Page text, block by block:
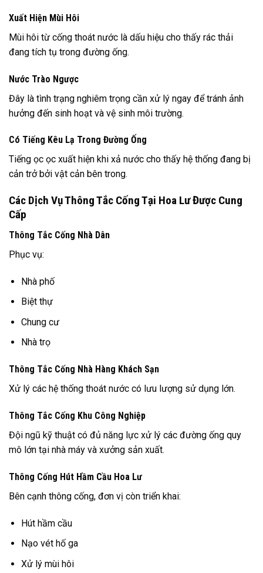
Xuất Hiện Mùi Hôi
Mùi hôi từ cống thoát nước là dấu hiệu cho thấy rác thải
đang tích tụ trong đường ống.
Nước Trào Ngược
Đây là tình trạng nghiêm trọng cần xử lý ngay để tránh ảnh
hưởng đến sinh hoạt và vệ sinh môi trường.
Có Tiếng Kêu Lạ Trong Đường Ống
Tiếng ọc ọc xuất hiện khi xả nước cho thấy hệ thống đang bị
cản trở bởi vật cản bên trong.
Các Dịch Vụ Thông Tắc Cống Tại Hoa Lư Được Cung
Cấp
Thông Tắc Cống Nhà Dân
Phục vụ:
Nhà phố
Biệt thự
Chung cư
Nhà trọ
Thông Tắc Cống Nhà Hàng Khách Sạn
Xử lý các hệ thống thoát nước có lưu lượng sử dụng lớn.
Thông Tắc Cống Khu Công Nghiệp
Đội ngũ kỹ thuật có đủ năng lực xử lý các đường ống quy
mô lớn tại nhà máy và xưởng sản xuất.
Thông Cống Hút Hầm Cầu Hoa Lư
Bên cạnh thông cống, đơn vị còn triển khai:
Hút hầm cầu
Nạo vét hố ga
Xử lý mùi hôi